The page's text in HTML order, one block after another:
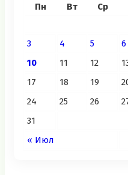
Пн
Вт Ср
« Июл
3
4 5 6
10
11 12
17
18 19
24
25 26
31